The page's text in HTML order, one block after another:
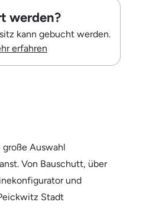
werden?
kann gebucht werden.
erfahren
Auswahl
Von Bauschutt, über
und
Stadt